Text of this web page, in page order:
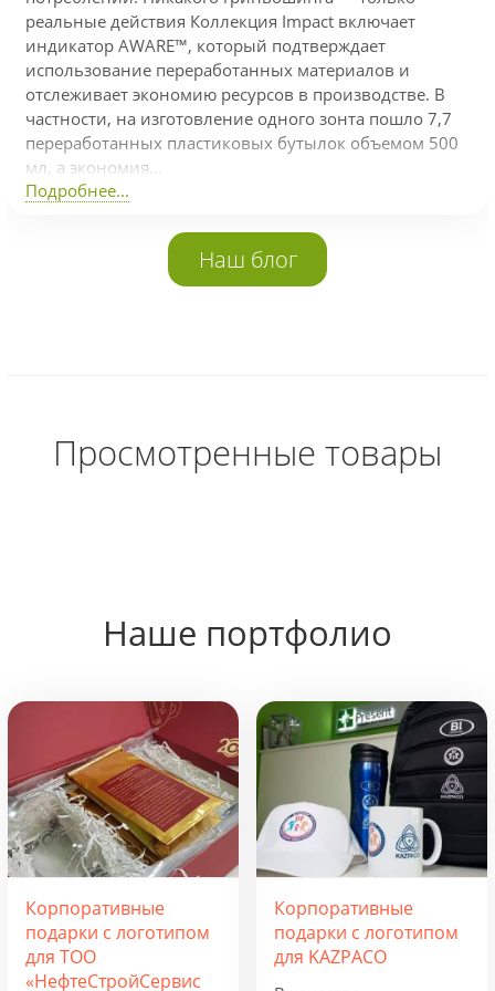
реальные действия Коллекция Impact включает
индикатор AWARE™, который подтверждает
использование переработанных материалов и
отслеживает экономию ресурсов в производстве. В
частности, на изготовление одного зонта пошло 7,7
переработанных пластиковых бутылок объемом 500
мл, а экономия...
Подробнее...
Наш блог
Просмотренные товары
Наше портфолио
Корпоративные
подарки с логотипом
для ТОО
«НефтеСтройСервис
Корпоративные
подарки с логотипом
для KAZPACO